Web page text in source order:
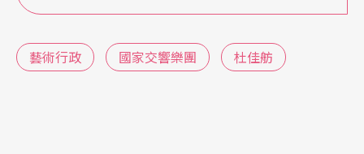
題完善解決，讓事情無縫接軌一件件順利發生。
國際巡演也是磨練。我們不像戲劇演出有時間拆裝
藝術行政 國家交響樂團 杜佳舫